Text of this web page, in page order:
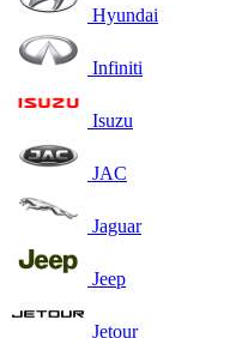
Hyundai
Infiniti
Isuzu
JAC
Jaguar
Jeep
Jetour